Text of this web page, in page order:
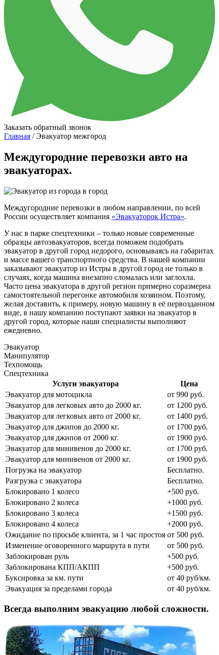
Заказать обратный звонок
Главная / Эвакуатор межгород
Междугородние перевозки авто на
эвакуаторах.
Междугородние перевозки в любом направлении, по всей
России осуществляет компания «Эвакуаторок Истра».
У нас в парке спецтехники – только новые современные
образцы автоэвакуаторов, всегда поможем подобрать
эвакуатор в другой город недорого, основываясь на габаритах
и массе вашего транспортного средства. В нашей компании
заказывают эвакуатор из Истры в другой город не только в
случаях, когда машина внезапно сломалась или заглохла.
Часто цена эвакуатора в другой регион примерно соразмерна
самостоятельной перегонке автомобиля хозяином. Поэтому,
желая доставить, к примеру, новую машину в её первозданном
виде, в нашу компанию поступают заявки на эвакуатор в
другой город, которые наши специалисты выполняют
ежедневно.
Эвакуатор
Манипулятор
Техпомощь
Спецтехника
Услуги эвакуатора
Цена
Эвакуатор для мотоцикла
от 990 руб.
Эвакуатор для легковых авто до 2000 кг.
от 1200 руб.
Эвакуатор для легковых авто от 2000 кг.
от 1400 руб.
Эвакуатор для джипов до 2000 кг.
от 1700 руб.
Эвакуатор для джипов от 2000 кг.
от 1900 руб.
Эвакуатор для минивенов до 2000 кг.
от 1700 руб.
Эвакуатор для минивенов от 2000 кг.
от 1900 руб.
Погрузка на эвакуатор
Бесплатно.
Разгрузка с эвакуатора
Бесплатно.
Блокировано 1 колесо
+500 руб.
Блокировано 2 колеса
+1000 руб.
Блокировано 3 колеса
+1500 руб.
Блокировано 4 колеса
+2000 руб.
Ожидание по просьбе клиента, за 1 час простоя от 500 руб.
Изменение оговоренного маршрута в пути
от 500 руб.
Заблокирован руль
+500 руб.
Заблокирована КПП/АКПП
+500 руб.
Буксировка за км. пути
от 40 руб/км.
Эвакуация за пределами города
от 40 руб/км.
Всегда выполним эвакуацию любой сложности.